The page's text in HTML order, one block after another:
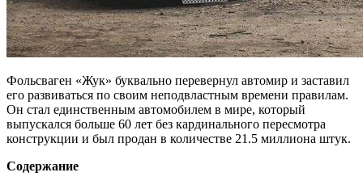
Фольсваген «Жук» буквально перевернул автомир и заставил
его развиваться по своим неподвластным времени правилам.
Он стал единственным автомобилем в мире, который
выпускался больше 60 лет без кардинального пересмотра
конструкции и был продан в количестве 21.5 миллиона штук.
Содержание